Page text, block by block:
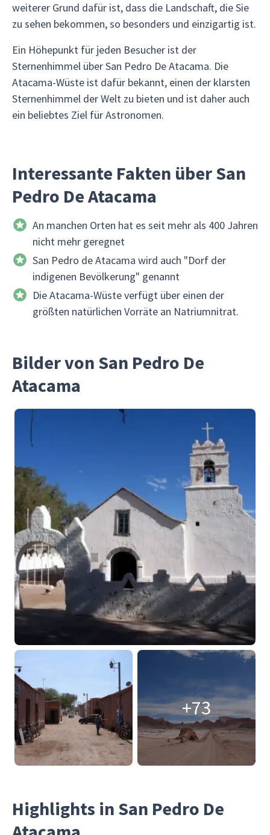
weiterer Grund dafür ist, dass die Landschaft, die Sie
zu sehen bekommen, so besonders und einzigartig ist.
Ein Höhepunkt für jeden Besucher ist der
Sternenhimmel über San Pedro De Atacama. Die
Atacama-Wüste ist dafür bekannt, einen der klarsten
Sternenhimmel der Welt zu bieten und ist daher auch
ein beliebtes Ziel für Astronomen.
Interessante Fakten über San
Pedro De Atacama
An manchen Orten hat es seit mehr als 400 Jahren
nicht mehr geregnet
San Pedro de Atacama wird auch "Dorf der
indigenen Bevölkerung" genannt
Die Atacama-Wüste verfügt über einen der
größten natürlichen Vorräte an Natriumnitrat.
Bilder von San Pedro De
Atacama
+73
Highlights in San Pedro De